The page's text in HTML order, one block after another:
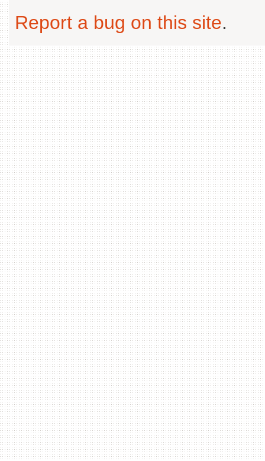
Report a bug on this site.